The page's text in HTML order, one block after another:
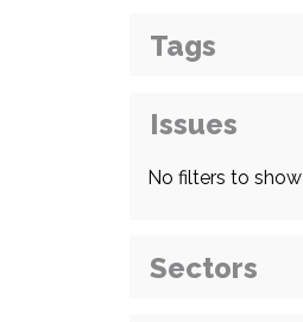
Tags
Issues
No filters to show
Sectors